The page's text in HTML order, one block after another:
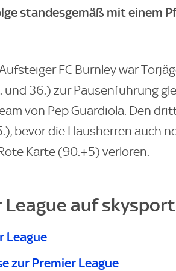
standesgemäß mit einem
FC Burnley war
und 36.) zur Pausenführung
von Pep Guardiola. Den
bevor die Hausherren auch
Karte (90.+5) verloren.
League auf
League
zur Premier League